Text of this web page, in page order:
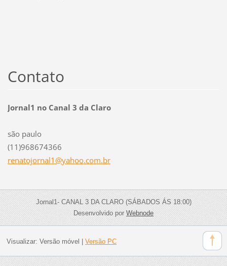
Contato
Jornal1 no Canal 3 da Claro
são paulo
(11)968674366
renatojornal1@yahoo.com.br
Jornal1- CANAL 3 DA CLARO (SÁBADOS ÁS 18:00)
Desenvolvido porWebnode
Visualizar: Versão móvel | Versão PC